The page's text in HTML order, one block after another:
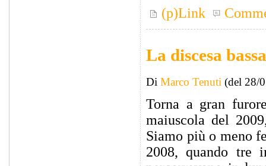
(p)Link
La discesa
Di Marco Tenuti (del 28/
Torna a gran
maiuscola del
Siamo più o meno
2008, quando tre